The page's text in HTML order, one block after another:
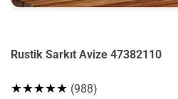
Rustik Sarkıt Avize 47382110
★★★★★ (988)